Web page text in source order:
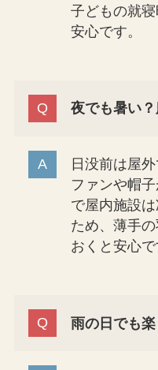
子どもの就
安心です。
夜でも暑い
日没前は屋
ファンや帽
で屋内施設
ため、薄手
おくと安心で
雨の日でも